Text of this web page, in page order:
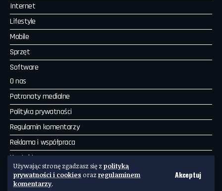
Używając stronę zgadzasz się z polityką
prywatności i cookies oraz regulaminem
komentarzy.
Akceptuj
Internet
Lifestyle
Mobile
Sprzęt
Software
O nas
Patronaty medialne
Polityka prywatności
Regulamin komentarzy
Reklama i współpraca
Kontakt
Copyright by IINTE. Wszelkie prawa zastrzeżone. Powered by
WordPress